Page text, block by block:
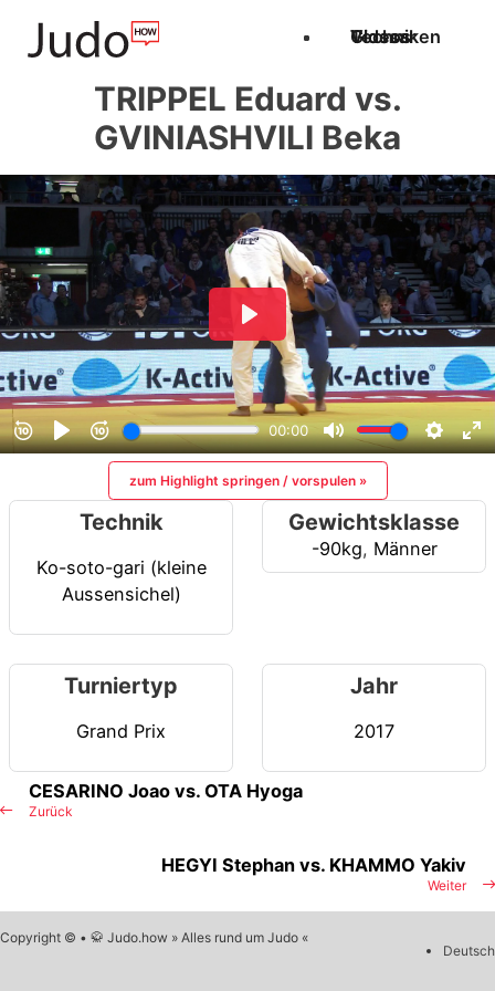
Techniken
Videos
Glossar
TRIPPEL Eduard vs.
GVINIASHVILI Beka
zum Highlight springen / vorspulen »
Technik
Ko-soto-gari (kleine
Aussensichel)
Gewichtsklasse
-90kg, Männer
Turniertyp
Grand Prix
Jahr
2017
Zurück
CESARINO Joao vs. OTA Hyoga
Weiter
HEGYI Stephan vs. KHAMMO Yakiv
Copyright © • 🥋 Judo.how » Alles rund um Judo «
Deutsch